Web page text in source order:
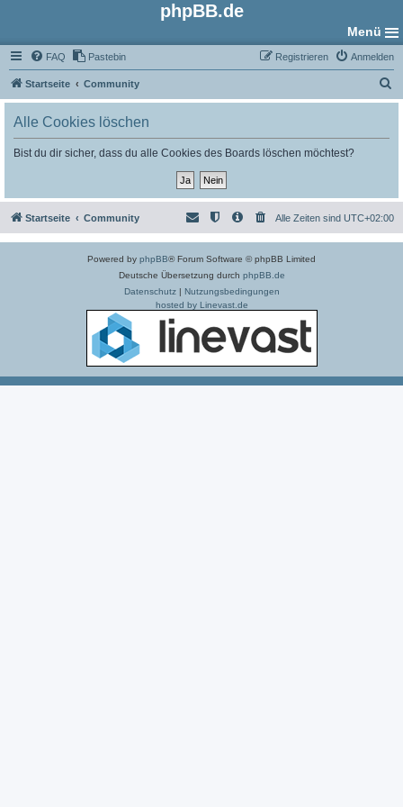
phpBB.de
Menü
FAQ Pastebin Anmelden
Registrieren
Startseite Community
u
Alle Cookies löschen
Bist du dir sicher, dass du alle Cookies des Boards löschen möchtest?
Startseite Community Alle Zeiten sind UTC+02:00
Powered by phpBB® Forum Software © phpBB Limited
Deutsche Übersetzung durch phpBB.de
Datenschutz| Nutzungsbedingungen
hosted by Linevast.de